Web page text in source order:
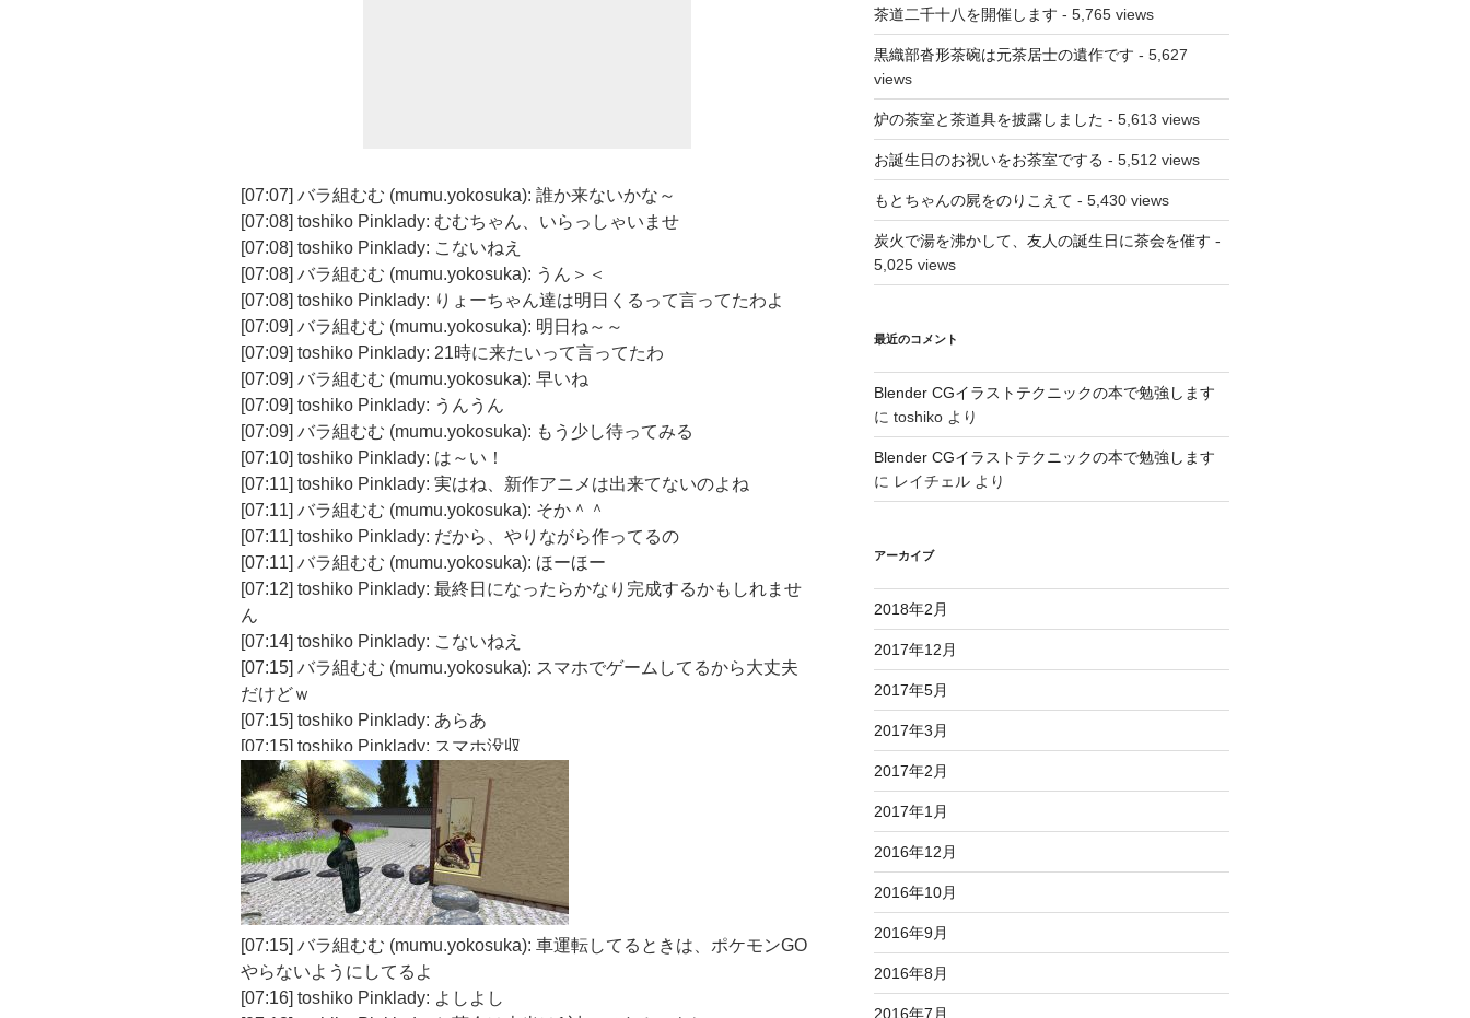
[07:07] バラ組むむ (mumu.yokosuka): 誰か来ないかな～
[07:08] toshiko Pinklady: むむちゃん、いらっしゃいませ
[07:08] toshiko Pinklady: こないねえ
[07:08] バラ組むむ (mumu.yokosuka): うん＞＜
[07:08] toshiko Pinklady: りょーちゃん達は明日くるって言ってたわよ
[07:09] バラ組むむ (mumu.yokosuka): 明日ね～～
[07:09] toshiko Pinklady: 21時に来たいって言ってたわ
[07:09] バラ組むむ (mumu.yokosuka): 早いね
[07:09] toshiko Pinklady: うんうん
[07:09] バラ組むむ (mumu.yokosuka): もう少し待ってみる
[07:10] toshiko Pinklady: は～い！
[07:11] toshiko Pinklady: 実はね、新作アニメは出来てないのよね
[07:11] バラ組むむ (mumu.yokosuka): そか＾＾
[07:11] toshiko Pinklady: だから、やりながら作ってるの
[07:11] バラ組むむ (mumu.yokosuka): ほーほー
[07:12] toshiko Pinklady: 最終日になったらかなり完成するかもしれませ
ん
[07:14] toshiko Pinklady: こないねえ
[07:15] バラ組むむ (mumu.yokosuka): スマホでゲームしてるから大丈夫
だけどｗ
[07:15] toshiko Pinklady: あらあ
[07:15] toshiko Pinklady: スマホ没収
[07:15] バラ組むむ (mumu.yokosuka): 車運転してるときは、ポケモンGO
やらないようにしてるよ
[07:16] toshiko Pinklady: よしよし
茶道二千十八を開催します - 5,765 views
黒織部沓形茶碗は元茶居士の遺作です - 5,627
views
炉の茶室と茶道具を披露しました - 5,613 views
お誕生日のお祝いをお茶室でする - 5,512 views
もとちゃんの屍をのりこえて - 5,430 views
炭火で湯を沸かして、友人の誕生日に茶会を催す -
5,025 views
最近のコメント
Blender CGイラストテクニックの本で勉強します
に toshikoより
Blender CGイラストテクニックの本で勉強します
に レイチェルより
アーカイブ
2018年2月
2017年12月
2017年5月
2017年3月
2017年2月
2017年1月
2016年12月
2016年10月
2016年9月
2016年8月
2016年7月